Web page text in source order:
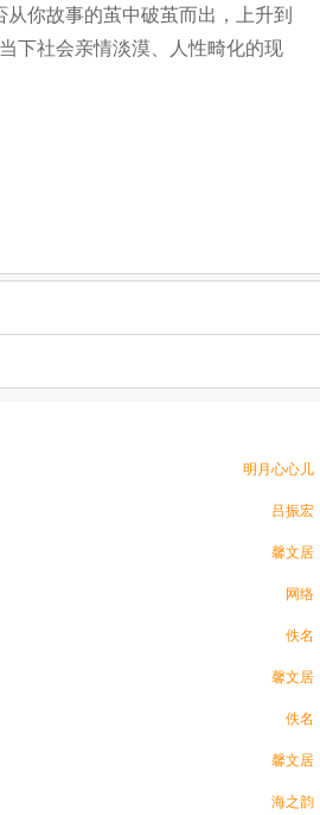
你故事的茧中破茧而出，上升到
下社会亲情淡漠、人性畸化的现
明月心心儿
吕振宏
馨文居
网络
佚名
馨文居
佚名
馨文居
海之韵